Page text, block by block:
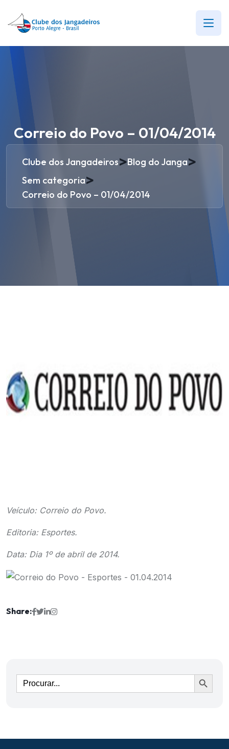
Correio do Povo – 01/04/2014
Clube dos Jangadeiros>Blog do Janga>
Sem categoria>
Correio do Povo – 01/04/2014
Veículo: Correio do Povo.
Editoria: Esportes.
Data: Dia 1º de abril de 2014.
Share:
Ir